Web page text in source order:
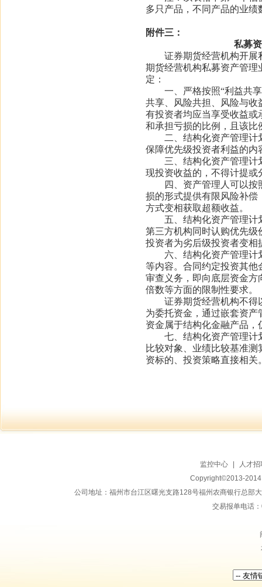
多只产品，不同产品的业绩
附件三：
私募
证券期货经营机构开展私
期货经营机构私募资产管
定：
一、严格按照“利益共
共享、风险共担、风险与
有投资者均应当享受收益
和承担亏损的比例，且该
二、结构化资产管理计划
保障优先级投资者利益的内
三、结构化资产管理计划
现投资收益的，不得计提或
四、资产管理人可以按照
损的形式提供有限风险补
方式变相获取超额收益。
五、结构化资产管理计划
第三方机构同时认购优先
投资者为劣后级投资者变相
六、结构化资产管理计划
等内容。合同约定投资其
审查义务，即向底层资金
倍数等方面的限制性要求。
证券期货经营机构不得以
为委托资金，通过嵌套资
资金属于结构化金融产品
七、结构化资产管理计划
比较对象、业绩比较基准
资标的、投资策略直接相关
监控中心
人才招
Copyright©2013-
公司地址：福州市台江区曙光支路128号福州农商银行总
交易报单电话